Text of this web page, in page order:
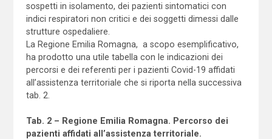
sospetti in isolamento, dei pazienti sintomatici con
indici respiratori non critici e dei soggetti dimessi dalle
strutture ospedaliere.
La Regione Emilia Romagna, a scopo esemplificativo,
ha prodotto una utile tabella con le indicazioni dei
percorsi e dei referenti per i pazienti Covid-19 affidati
all’assistenza territoriale che si riporta nella successiva
tab. 2.
Tab. 2 – Regione Emilia Romagna. Percorso dei
pazienti affidati all’assistenza territoriale.